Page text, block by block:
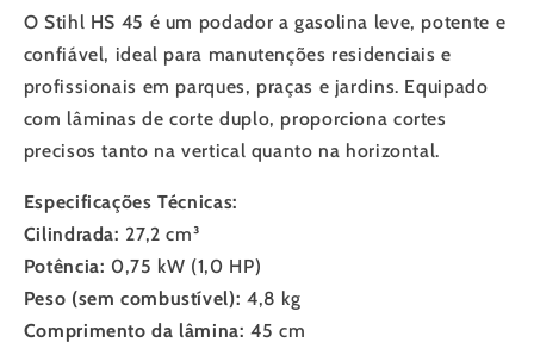
O Stihl HS 45 é um podador a gasolina leve, potente e
confiável, ideal para manutenções residenciais e
profissionais em parques, praças e jardins. Equipado
com lâminas de corte duplo, proporciona cortes
precisos tanto na vertical quanto na horizontal.
Especificações Técnicas:
Cilindrada: 27,2 cm³
Potência: 0,75 kW (1,0 HP)
Peso (sem combustível): 4,8 kg
Comprimento da lâmina:45 cm